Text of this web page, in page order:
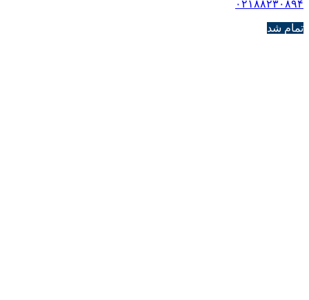
۰۲۱۸۸۲۳۰۸۹۴
تمام شد